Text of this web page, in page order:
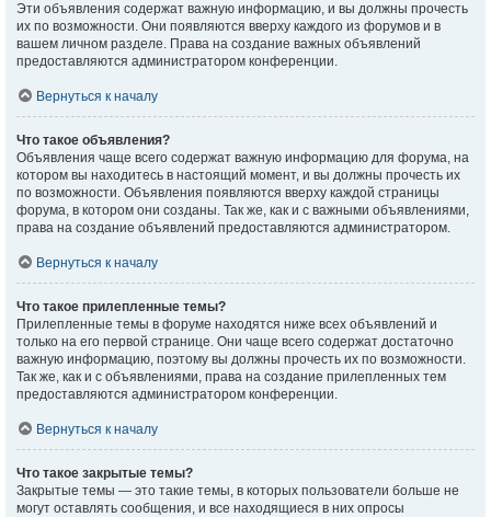
Эти объявления содержат важную информацию, и вы должны прочесть
их по возможности. Они появляются вверху каждого из форумов и в
вашем личном разделе. Права на создание важных объявлений
предоставляются администратором конференции.
Вернуться к началу
Что такое объявления?
Объявления чаще всего содержат важную информацию для форума, на
котором вы находитесь в настоящий момент, и вы должны прочесть их
по возможности. Объявления появляются вверху каждой страницы
форума, в котором они созданы. Так же, как и с важными объявлениями,
права на создание объявлений предоставляются администратором.
Вернуться к началу
Что такое прилепленные темы?
Прилепленные темы в форуме находятся ниже всех объявлений и
только на его первой странице. Они чаще всего содержат достаточно
важную информацию, поэтому вы должны прочесть их по возможности.
Так же, как и с объявлениями, права на создание прилепленных тем
предоставляются администратором конференции.
Вернуться к началу
Что такое закрытые темы?
Закрытые темы — это такие темы, в которых пользователи больше не
могут оставлять сообщения, и все находящиеся в них опросы